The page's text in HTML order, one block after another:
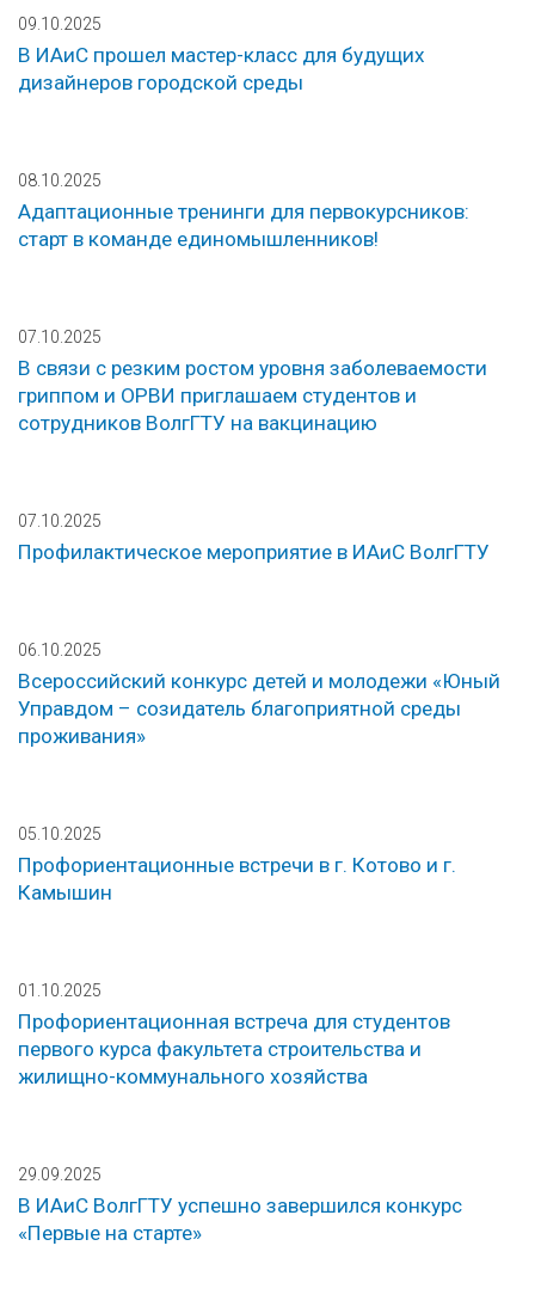
09.10.2025
В ИАиС прошел мастер-класс для будущих
дизайнеров городской среды
08.10.2025
Адаптационные тренинги для первокурсников:
старт в команде единомышленников!
07.10.2025
В связи с резким ростом уровня заболеваемости
гриппом и ОРВИ приглашаем студентов и
сотрудников ВолгГТУ на вакцинацию
07.10.2025
Профилактическое мероприятие в ИАиС ВолгГТУ
06.10.2025
Всероссийский конкурс детей и молодежи «Юный
Управдом – созидатель благоприятной среды
проживания»
05.10.2025
Профориентационные встречи в г. Котово и г.
Камышин
01.10.2025
Профориентационная встреча для студентов
первого курса факультета строительства и
жилищно-коммунального хозяйства
29.09.2025
В ИАиС ВолгГТУ успешно завершился конкурс
«Первые на старте»